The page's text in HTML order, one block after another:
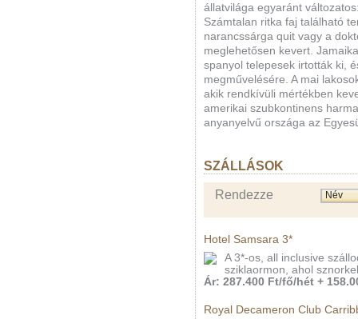
állatvilága egyaránt
Számtalan ritka faj található
narancssárga quit vagy a
meglehetősen kevert.
spanyol telepesek irtották ki,
megművelésére. A mai
akik rendkívüli mértékben
amerikai szubkontinens
anyanyelvű országa az
SZÁLLÁSOK
Rendezze
Hotel Samsara 3*
A 3*-os, all inclusive
sziklaormon, ahol
Ár: 287.400 Ft/fő/hét +
Royal Decameron Club